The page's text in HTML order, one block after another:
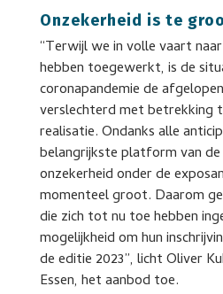
Onzekerheid is te
“Terwijl we in volle vaart
hebben toegewerkt, is de
coronapandemie de
verslechterd met betrekking
realisatie. Ondanks alle
belangrijkste platform van
onzekerheid onder de
momenteel groot. Daarom
die zich tot nu toe hebben
mogelijkheid om hun
de editie 2023”, licht Oliver
Essen, het aanbod toe.